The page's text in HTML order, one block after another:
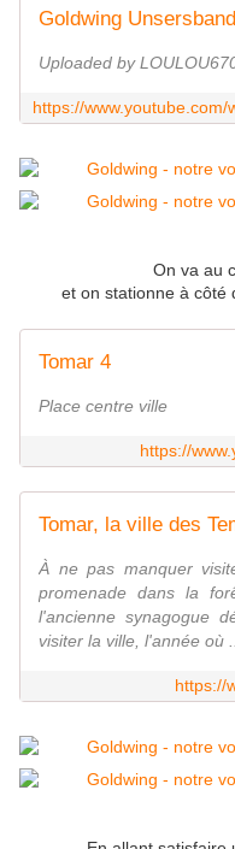
Uploaded by
On va au
et on stationne à côté
Tomar 4
Place centre ville
https://
Tomar, la ville des
À ne pas manquer
promenade dans la
l'ancienne synagogue
visiter la ville, l'année où ...
https://